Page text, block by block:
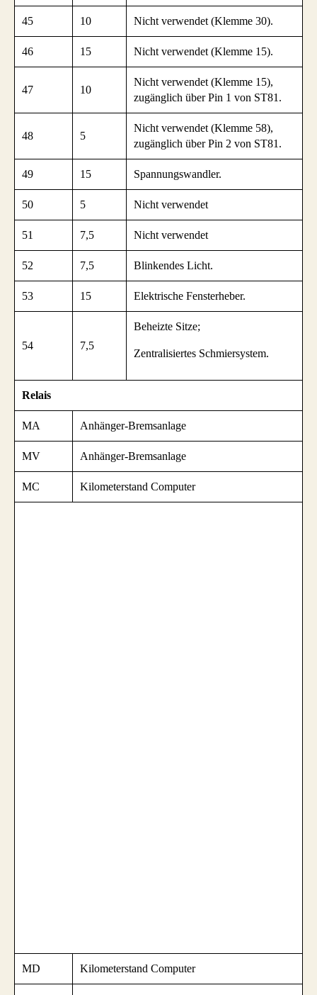
45 10 Nicht verwendet (Klemme 30).
46 15 Nicht verwendet (Klemme 15).
47 10
Nicht verwendet (Klemme 15),
zugänglich über Pin 1 von ST81.
48 5
Nicht verwendet (Klemme 58),
zugänglich über Pin 2 von ST81.
49 15 Spannungswandler.
50 5 Nicht verwendet
51 7,5 Nicht verwendet
52 7,5 Blinkendes Licht.
53 15 Elektrische Fensterheber.
54 7,5
Beheizte Sitze;
Zentralisiertes Schmiersystem.
Relais
MA Anhänger-Bremsanlage
MV Anhänger-Bremsanlage
MC Kilometerstand Computer
MD Kilometerstand Computer